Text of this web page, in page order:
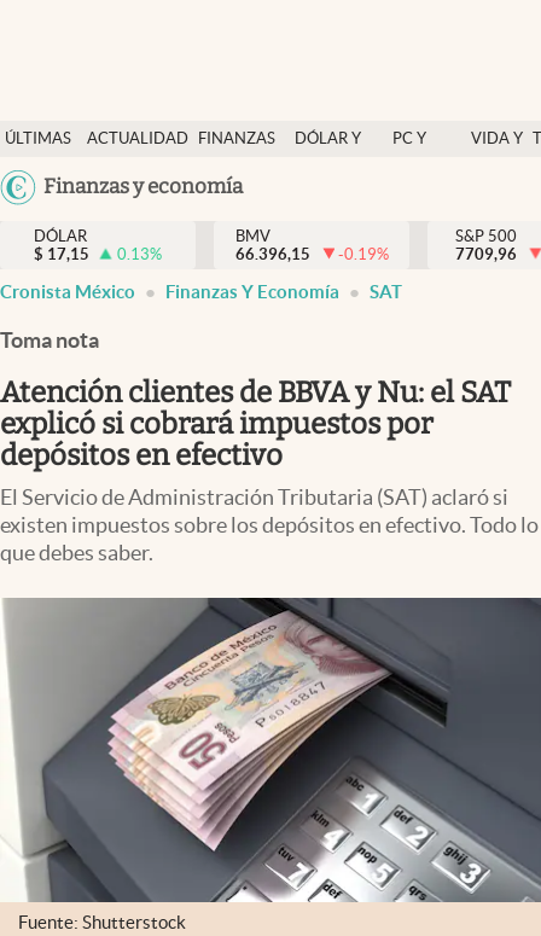
ÚLTIMAS
NOTICIAS
ACTUALIDAD
FINANZAS
DÓLAR Y
PC Y
VIDA Y
México
Finanzas y economía
Actualidad
Finanzas y economía
Dólar y mercados
Pc y celular
Vida y estilo
Tv
Clima
Espiritualidad
abre en nueva pestaña
México
DÓLAR
$ 17,15 0.13%
BMV
66.396,15
-0.19%
S&P 500
7709,96
Cronista México Finanzas Y Economía SAT
Toma nota
Atención clientes de BBVA y Nu: el SAT
explicó si cobrará impuestos por
depósitos en efectivo
El Servicio de Administración Tributaria (SAT) aclaró si
existen impuestos sobre los depósitos en efectivo. Todo lo
que debes saber.
Fuente: Shutterstock